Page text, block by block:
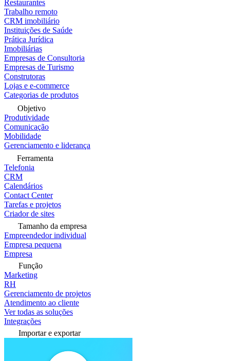
Restaurantes
Trabalho remoto
CRM imobiliário
Instituições de Saúde
Prática Jurídica
Imobiliárias
Empresas de Consultoria
Empresas de Turismo
Construtoras
Lojas e e-commerce
Categorias de produtos
Objetivo
Produtividade
Comunicação
Mobilidade
Gerenciamento e liderança
Ferramenta
Telefonia
CRM
Calendários
Contact Center
Tarefas e projetos
Criador de sites
Tamanho da empresa
Empreendedor individual
Empresa pequena
Empresa
Função
Marketing
RH
Gerenciamento de projetos
Atendimento ao cliente
Ver todas as soluções
Integrações
Importar e exportar